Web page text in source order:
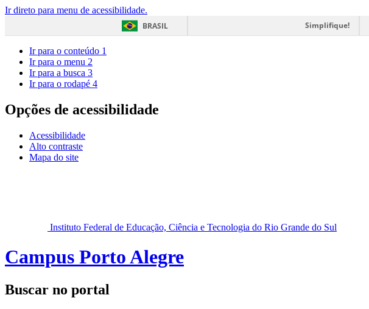
Ir direto para menu de acessibilidade.
BRASIL
Simplifique!
Ir para o conteúdo 1
Ir para o menu 2
Ir para a busca 3
Ir para o rodapé 4
Opções de acessibilidade
Acessibilidade
Alto contraste
Mapa do site
Instituto Federal de Educação, Ciência e Tecnologia do Rio Grande do Sul
Campus Porto Alegre
Buscar no portal